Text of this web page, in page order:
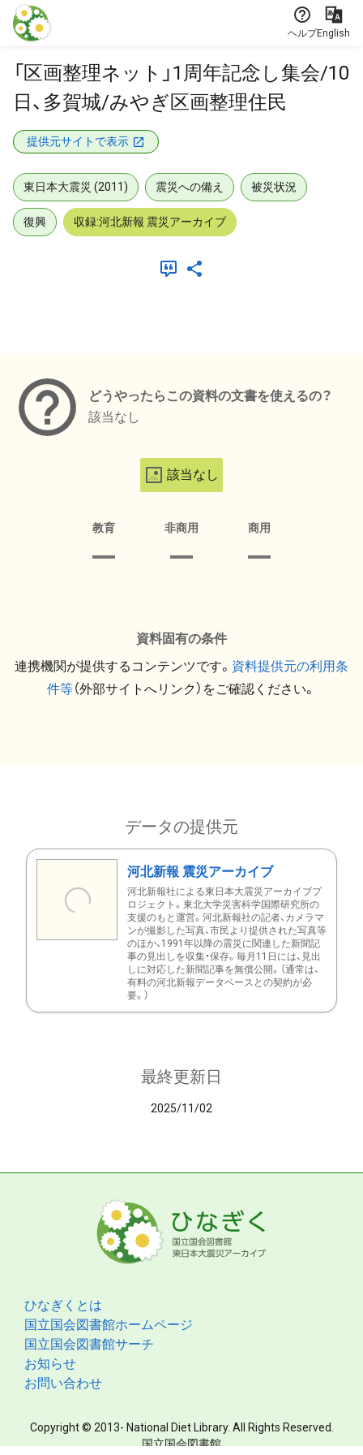
本文に飛ぶ
ヘルプEnglish
「区画整理ネット」1周年記念し集会/10
日、多賀城/みやぎ区画整理住民
提供元サイトで表示
東日本大震災 (2011) 震災への備え 被災状況
復興 収録:河北新報 震災アーカイブ
どうやったらこの資料の文書を使えるの？
該当なし
該当なし
教育 非商用 商用
資料固有の条件
連携機関が提供するコンテンツです。 資料提供元の利用条
件等（外部サイトへリンク）をご確認ください。
データの提供元
河北新報 震災アーカイブ
河北新報社による東日本大震災アーカイブプ
ロジェクト。東北大学災害科学国際研究所の
支援のもと運営。河北新報社の記者、カメラマ
ンが撮影した写真、市民より提供された写真等
のほか、1991年以降の震災に関連した新聞記
事の見出しを収集・保存。毎月11日には、見出
しに対応した新聞記事を無償公開。（通常は、
有料の河北新報データベースとの契約が必
要。）
最終更新日
2025/11/02
ひなぎくとは
国立国会図書館ホームページ
国立国会図書館サーチ
お知らせ
お問い合わせ
Copyright © 2013- National Diet Library. All Rights Reserved.